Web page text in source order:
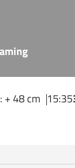
+ 48 cm 15:35